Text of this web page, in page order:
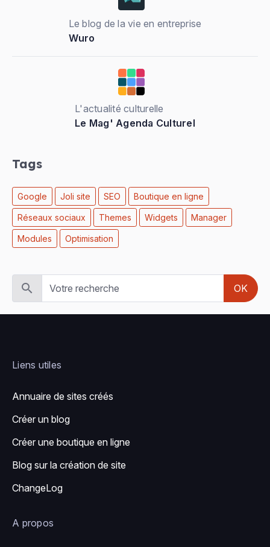
Le blog de la vie en entreprise
Wuro
L'actualité culturelle
Le Mag' Agenda Culturel
Tags
Google Joli site SEO Boutique en ligne
Réseaux sociaux Themes Widgets Manager
Modules Optimisation
OK
Liens utiles
Annuaire de sites créés
Créer un blog
Créer une boutique en ligne
Blog sur la création de site
ChangeLog
A propos